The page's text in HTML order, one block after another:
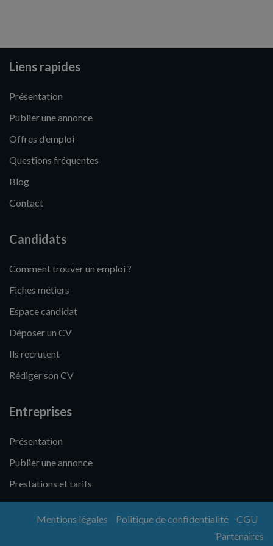
Liens rapides
Présentation
Publier une annonce
Offres d’emploi
Questions fréquentes
Blog
Contact
Candidats
Comment trouver un emploi ?
Fiches métiers
Espace candidat
Déposer un CV
Ils recrutent
Rédiger son CV
Entreprises
Présentation
Publier une annonce
Prestations et tarifs
Mentions légales Politique de confidentialité
CGU
Partenaires